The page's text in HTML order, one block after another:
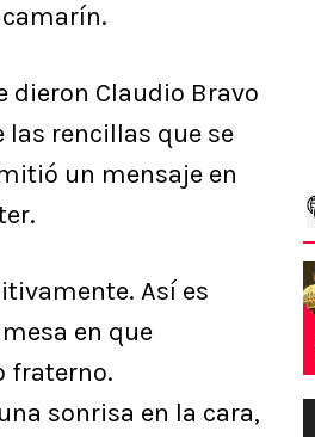
dieron Claudio Bravo
rencillas que se
un mensaje en
Así es
en que
fraterno.
sonrisa en la cara,